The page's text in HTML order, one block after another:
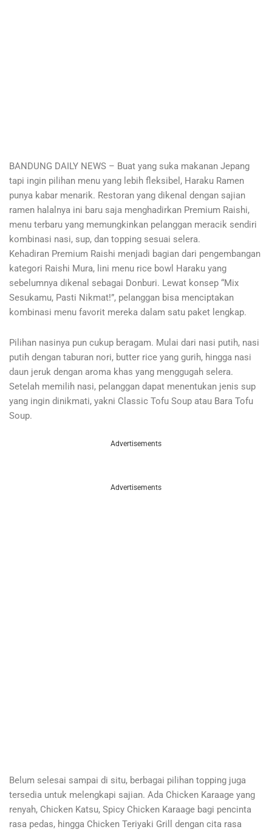
BANDUNG DAILY NEWS – Buat yang suka makanan Jepang
tapi ingin pilihan menu yang lebih fleksibel, Haraku Ramen
punya kabar menarik. Restoran yang dikenal dengan sajian
ramen halalnya ini baru saja menghadirkan Premium Raishi,
menu terbaru yang memungkinkan pelanggan meracik sendiri
kombinasi nasi, sup, dan topping sesuai selera.
Kehadiran Premium Raishi menjadi bagian dari pengembangan
kategori Raishi Mura, lini menu rice bowl Haraku yang
sebelumnya dikenal sebagai Donburi. Lewat konsep “Mix
Sesukamu, Pasti Nikmat!”, pelanggan bisa menciptakan
kombinasi menu favorit mereka dalam satu paket lengkap.
Pilihan nasinya pun cukup beragam. Mulai dari nasi putih, nasi
putih dengan taburan nori, butter rice yang gurih, hingga nasi
daun jeruk dengan aroma khas yang menggugah selera.
Setelah memilih nasi, pelanggan dapat menentukan jenis sup
yang ingin dinikmati, yakni Classic Tofu Soup atau Bara Tofu
Soup.
Advertisements
Advertisements
Belum selesai sampai di situ, berbagai pilihan topping juga
tersedia untuk melengkapi sajian. Ada Chicken Karaage yang
renyah, Chicken Katsu, Spicy Chicken Karaage bagi pencinta
rasa pedas, hingga Chicken Teriyaki Grill dengan cita rasa